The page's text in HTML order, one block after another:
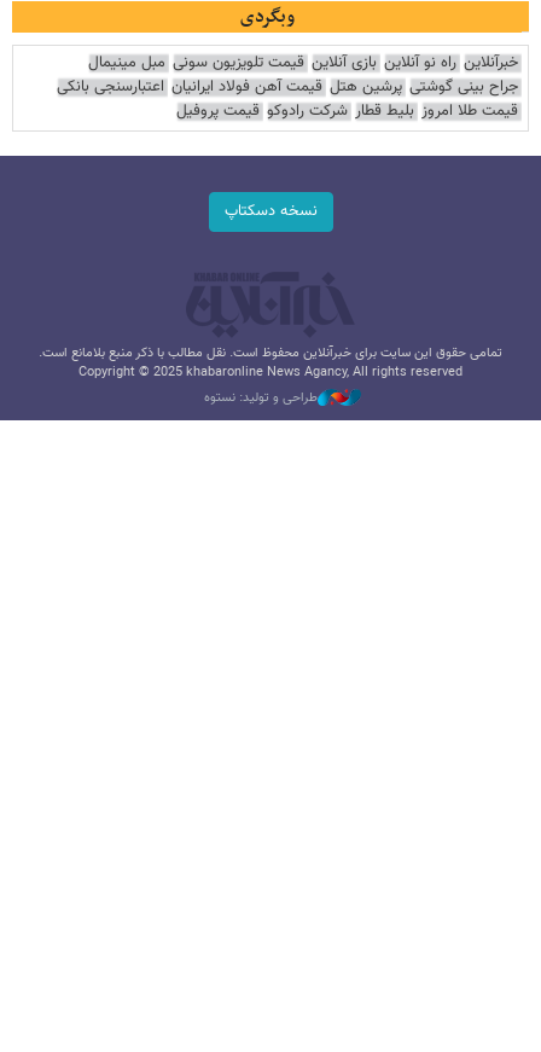
وبگردی
خبرآنلاین راه نو آنلاین بازی آنلاین قیمت تلویزیون سونی مبل مینیمال
جراح بینی گوشتی پرشین هتل قیمت آهن فولاد ایرانیان اعتبارسنجی بانکی
قیمت طلا امروز بلیط قطار شرکت رادوکو قیمت پروفیل
نسخه دسکتاپ
تمامی حقوق این سایت برای خبرآنلاین محفوظ است. نقل مطالب با ذکر منبع بلامانع است.
Copyright © 2025 khabaronline News Agancy, All rights reserved
طراحی و تولید: نستوه